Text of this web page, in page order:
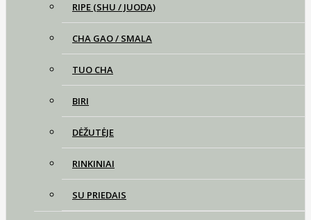
RIPE (SHU / JUODA)
CHA GAO / SMALA
TUO CHA
BIRI
DĖŽUTĖJE
RINKINIAI
SU PRIEDAIS